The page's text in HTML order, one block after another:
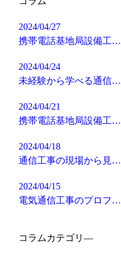
2024/04/27
携帯電話基地局設備工…
2024/04/24
未経験から学べる通信…
2024/04/21
携帯電話基地局設備工…
2024/04/18
通信工事の現場から見…
2024/04/15
電気通信工事のプロフ…
コラムカテゴリ―